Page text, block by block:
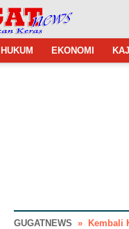
HUKUM EKONOMI
GUGATNEWS » Kembali